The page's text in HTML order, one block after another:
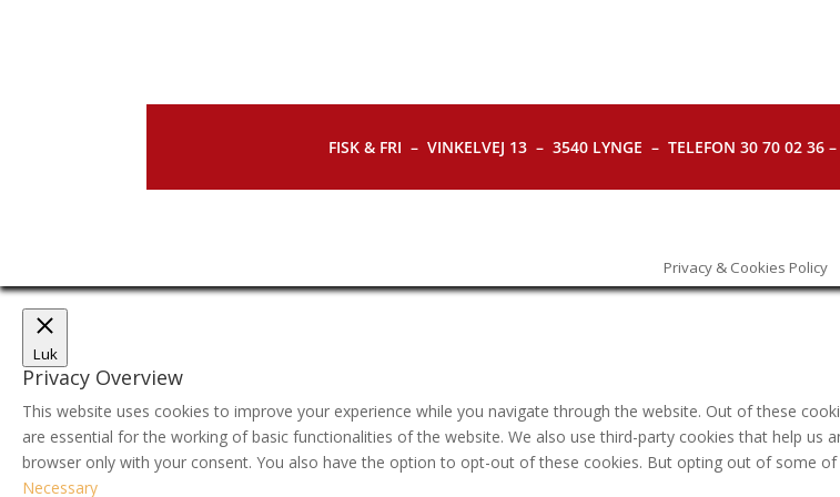
FISK & FRI – VINKELVEJ 13 – 3540 LYNGE – TELEFON 30 70 02 36 –
Privacy & Cookies Policy
Luk
Privacy Overview
This website uses cookies to improve your experience while you navigate through the website. Out of these
are essential for the working of basic functionalities of the website. We also use third-party cookies that help us
browser only with your consent. You also have the option to opt-out of these cookies. But opting out of some
Necessary